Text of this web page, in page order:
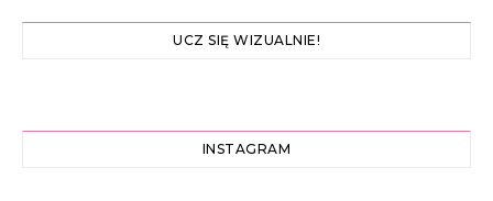
UCZ SIĘ WIZUALNIE!
INSTAGRAM